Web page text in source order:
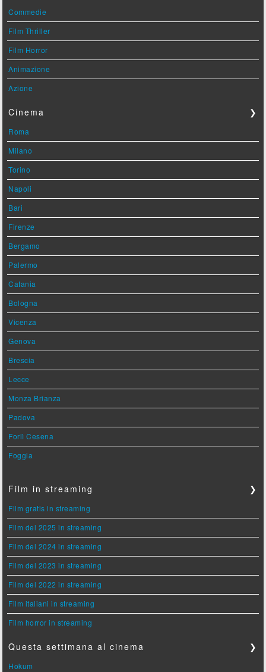
Commedie
Film Thriller
Film Horror
Animazione
Azione
Cinema ❯
Roma
Milano
Torino
Napoli
Bari
Firenze
Bergamo
Palermo
Catania
Bologna
Vicenza
Genova
Brescia
Lecce
Monza Brianza
Padova
Forlì Cesena
Foggia
Film in streaming ❯
Film gratis in streaming
Film del 2025 in streaming
Film del 2024 in streaming
Film del 2023 in streaming
Film del 2022 in streaming
Film italiani in streaming
Film horror in streaming
Questa settimana al cinema ❯
Hokum